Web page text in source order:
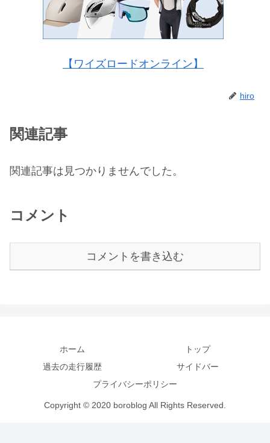
【ワイズロードオンライン】
hiro
関連記事
関連記事は見つかりませんでした。
コメント
コメントを書き込む
ホーム
トップ
過去の走行履歴
サイドバー
プライバシーポリシー
Copyright © 2020 boroblog All Rights Reserved.